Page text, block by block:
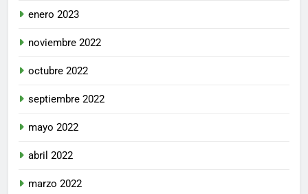
enero 2023
noviembre 2022
octubre 2022
septiembre 2022
mayo 2022
abril 2022
marzo 2022